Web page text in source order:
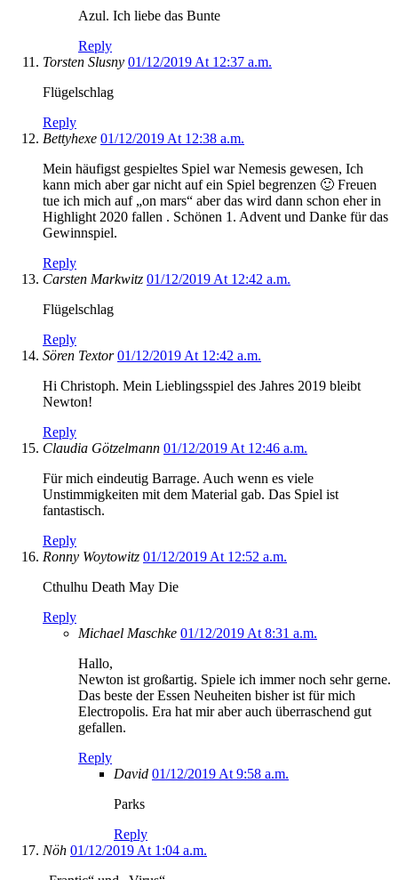
Azul. Ich liebe das Bunte
Reply
Torsten Slusny 01/12/2019 At 12:37 a.m.
Flügelschlag
Reply
Bettyhexe 01/12/2019 At 12:38 a.m.
Mein häufigst gespieltes Spiel war Nemesis gewesen, Ich
kann mich aber gar nicht auf ein Spiel begrenzen 🙂 Freuen
tue ich mich auf „on mars“ aber das wird dann schon eher in
Highlight 2020 fallen . Schönen 1. Advent und Danke für das
Gewinnspiel.
Reply
Carsten Markwitz 01/12/2019 At 12:42 a.m.
Flügelschlag
Reply
Sören Textor 01/12/2019 At 12:42 a.m.
Hi Christoph. Mein Lieblingsspiel des Jahres 2019 bleibt
Newton!
Reply
Claudia Götzelmann 01/12/2019 At 12:46 a.m.
Für mich eindeutig Barrage. Auch wenn es viele
Unstimmigkeiten mit dem Material gab. Das Spiel ist
fantastisch.
Reply
Ronny Woytowitz 01/12/2019 At 12:52 a.m.
Cthulhu Death May Die
Reply
Michael Maschke 01/12/2019 At 8:31 a.m.
Hallo,
Newton ist großartig. Spiele ich immer noch sehr gerne.
Das beste der Essen Neuheiten bisher ist für mich
Electropolis. Era hat mir aber auch überraschend gut
gefallen.
Reply
David 01/12/2019 At 9:58 a.m.
Parks
Reply
Nöh 01/12/2019 At 1:04 a.m.